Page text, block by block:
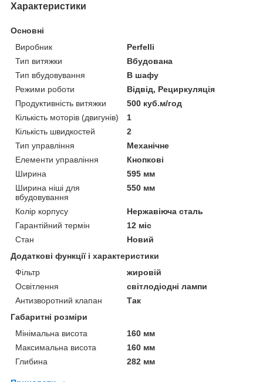
Характеристики
Основні
Виробник
Perfelli
Тип витяжки
Вбудована
Тип вбудовування
В шафу
Режими роботи
Відвід, Рециркуляція
Продуктивність витяжки
500 куб.м/год
Кількість моторів (двигунів)
1
Кількість швидкостей
2
Тип управління
Механічне
Елементи управління
Кнопкові
Ширина
595 мм
Ширина ніші для
вбудовування
550 мм
Колір корпусу
Нержавіюча сталь
Гарантійний термін
12 міс
Стан
Новий
Додаткові функції і характеристики
Фільтр
жировій
Освітлення
світлодіодні лампи
Антизворотний клапан
Так
Габаритні розміри
Мінімальна висота
160 мм
Максимальна висота
160 мм
Глибина
282 мм